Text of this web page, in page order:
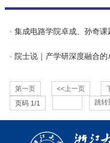
第一页 <<上一页
页码 1/1 跳转